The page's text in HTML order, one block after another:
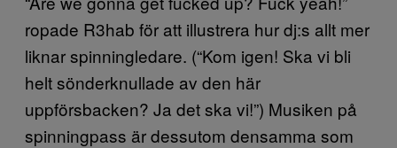
ropade R3hab för att illustrera hur dj:s allt mer
liknar spinningledare. (“Kom igen! Ska vi bli
helt sönderknullade av den här
uppförsbacken? Ja det ska vi!”) Musiken på
spinningpass är dessutom densamma som